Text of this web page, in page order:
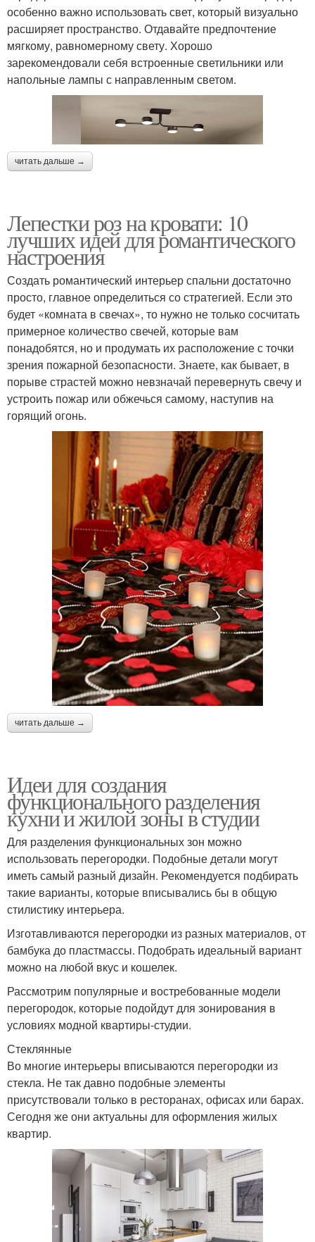
особенно важно использовать свет, который визуально
расширяет пространство. Отдавайте предпочтение
мягкому, равномерному свету. Хорошо
зарекомендовали себя встроенные светильники или
напольные лампы с направленным светом.
читать дальше →
Лепестки роз на кровати: 10
лучших идей для романтического
настроения
Создать романтический интерьер спальни достаточно
просто, главное определиться со стратегией. Если это
будет «комната в свечах», то нужно не только сосчитать
примерное количество свечей, которые вам
понадобятся, но и продумать их расположение с точки
зрения пожарной безопасности. Знаете, как бывает, в
порыве страстей можно невзначай перевернуть свечу и
устроить пожар или обжечься самому, наступив на
горящий огонь.
читать дальше →
Идеи для создания
функционального разделения
кухни и жилой зоны в студии
Для разделения функциональных зон можно
использовать перегородки. Подобные детали могут
иметь самый разный дизайн. Рекомендуется подбирать
такие варианты, которые вписывались бы в общую
стилистику интерьера.
Изготавливаются перегородки из разных материалов, от
бамбука до пластмассы. Подобрать идеальный вариант
можно на любой вкус и кошелек.
Рассмотрим популярные и востребованные модели
перегородок, которые подойдут для зонирования в
условиях модной квартиры-студии.
Стеклянные
Во многие интерьеры вписываются перегородки из
стекла. Не так давно подобные элементы
присутствовали только в ресторанах, офисах или барах.
Сегодня же они актуальны для оформления жилых
квартир.